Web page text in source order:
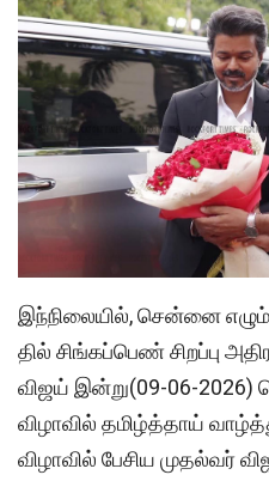
இந்நிலையில், சென்னை
தில் சிங்​கப்​பெண் சிறப்பு
விஜய் இன்று(09-06-
விழாவில் தமிழ்த்தாய்
விழாவில் பேசிய முதல்வர்